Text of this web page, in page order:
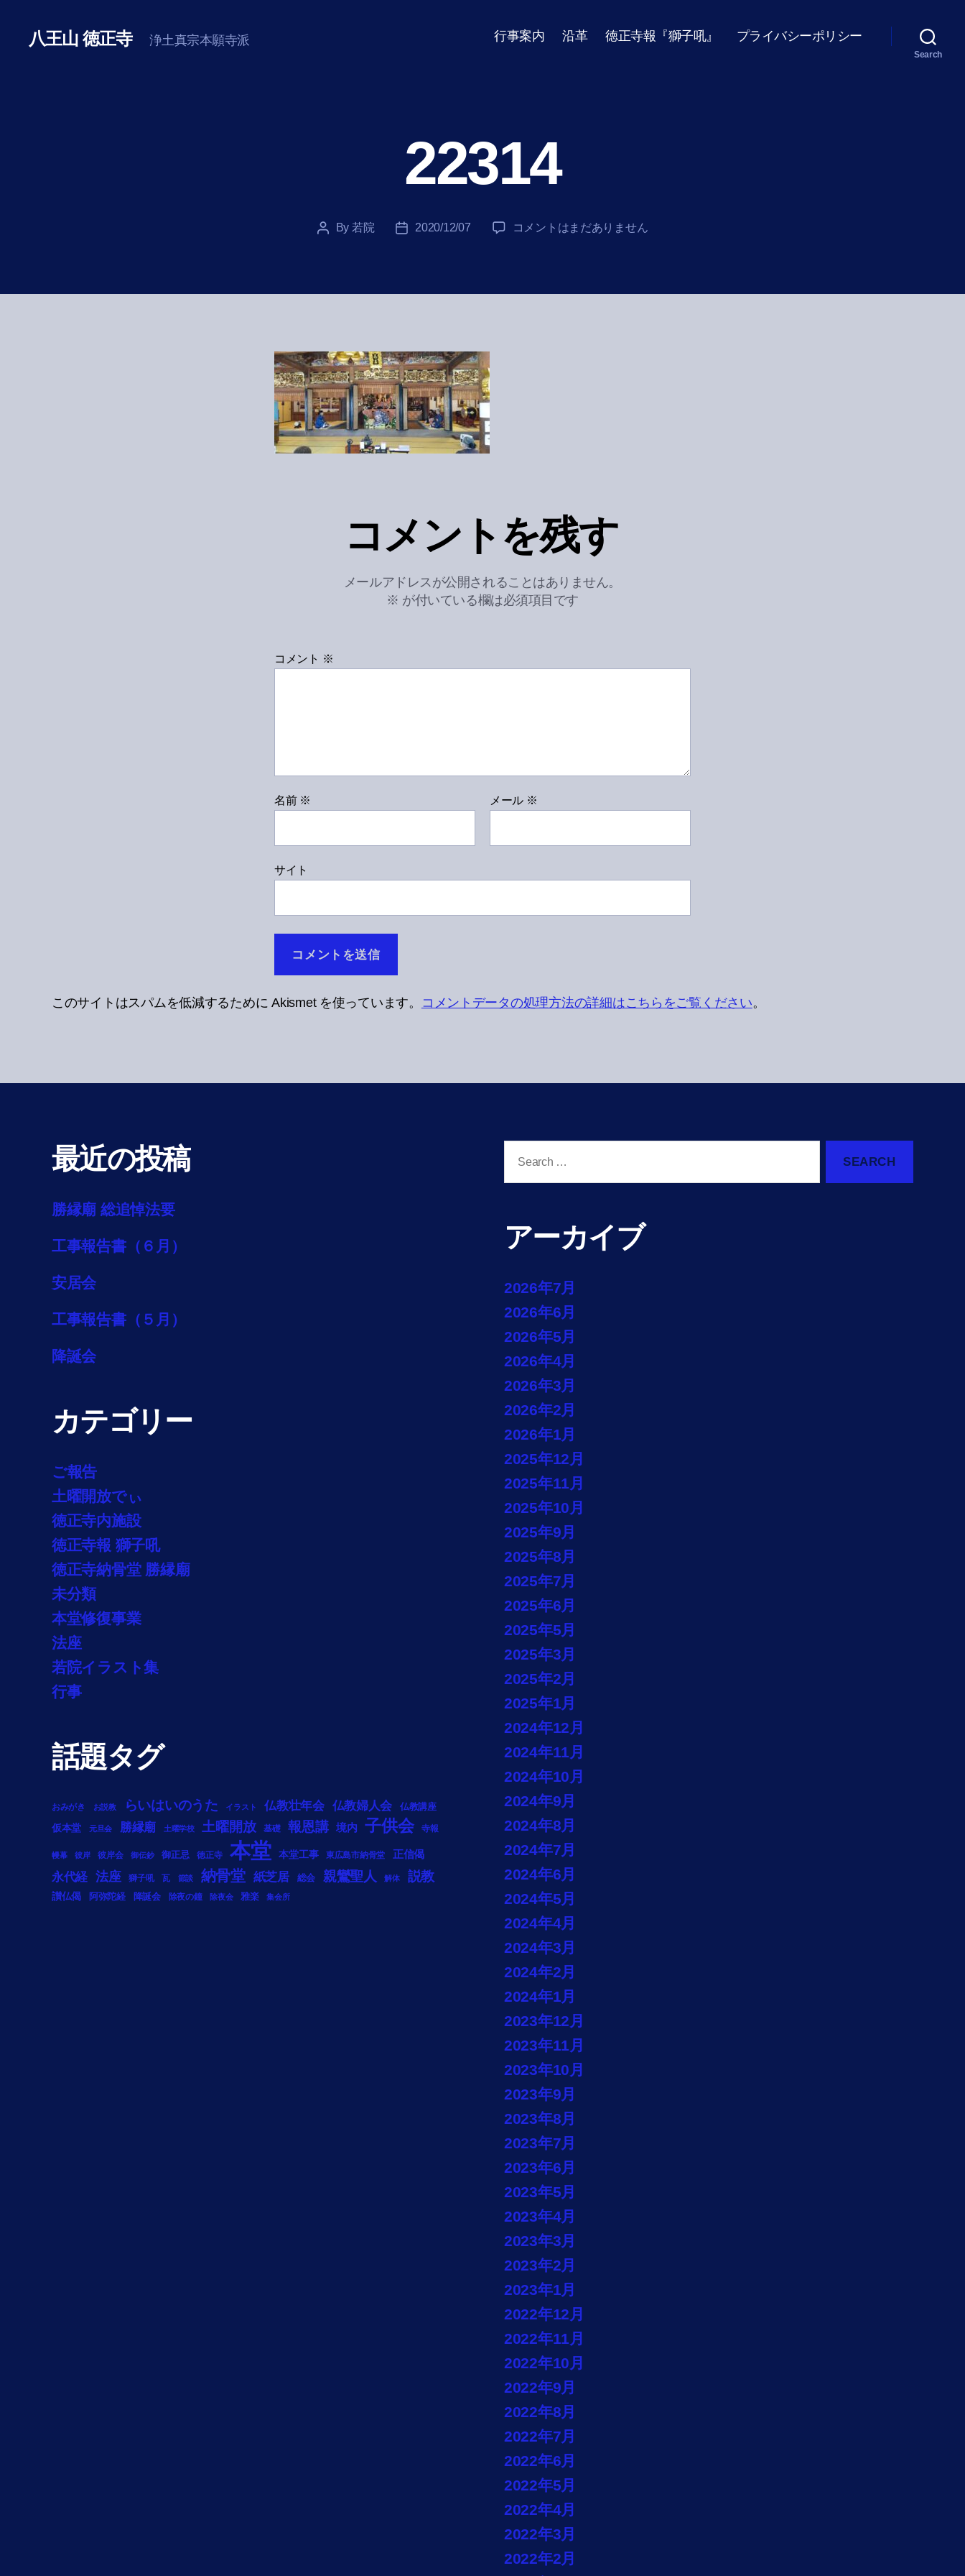
八王山 徳正寺 浄土真宗本願寺派 行事案内 沿革 徳正寺報『獅子吼』 プライバシーポリシー
Search
22314
PostBy 若院
Post2020/12/07
22314
コメントはまだありません
コメントを残す
メールアドレスが公開されることはありません。
※ が付いている欄は必須項目です
コメント ※
名前 ※ メール ※
サイト
このサイトはスパムを低減するために Akismet を使っています。 コメントデータの処理方法の詳細はこちらをご覧ください。
最近の投稿
勝縁廟 総追悼法要
工事報告書（６月）
安居会
工事報告書（５月）
降誕会
カテゴリー
ご報告
土曜開放でぃ
徳正寺内施設
徳正寺報 獅子吼
徳正寺納骨堂 勝縁廟
未分類
本堂修復事業
法座
若院イラスト集
行事
話題タグ
おみがき お説教 らいはいのうた イラスト 仏教壮年会 仏教婦人会
仏教講座
仮本堂
元旦会 勝縁廟 土曜学校 土曜開放 基礎 報恩講 境内 子供会 寺報
幔幕 彼岸 彼岸会 御伝鈔 御正忌 徳正寺 本堂 本堂工事 東広島市納骨堂 正信偈
永代経 法座 獅子吼 瓦 節談 納骨堂 紙芝居 総会 親鸞聖人 解体 説教
讃仏偈 阿弥陀経 降誕会 除夜の鐘 除夜会 雅楽 集会所
for:
アーカイブ
2026年7月
2026年6月
2026年5月
2026年4月
2026年3月
2026年2月
2026年1月
2025年12月
2025年11月
2025年10月
2025年9月
2025年8月
2025年7月
2025年6月
2025年5月
2025年3月
2025年2月
2025年1月
2024年12月
2024年11月
2024年10月
2024年9月
2024年8月
2024年7月
2024年6月
2024年5月
2024年4月
2024年3月
2024年2月
2024年1月
2023年12月
2023年11月
2023年10月
2023年9月
2023年8月
2023年7月
2023年6月
2023年5月
2023年4月
2023年3月
2023年2月
2023年1月
2022年12月
2022年11月
2022年10月
2022年9月
2022年8月
2022年7月
2022年6月
2022年5月
2022年4月
2022年3月
2022年2月